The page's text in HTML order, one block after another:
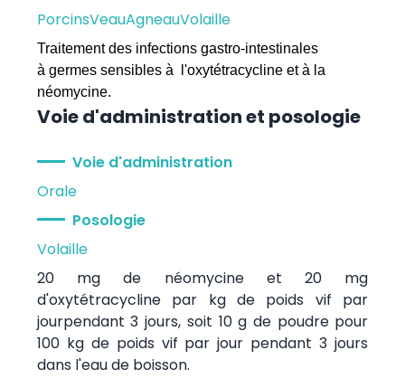
PorcinsVeauAgneauVolaille
Traitement des infections gastro-intestinales
à germes sensibles à l'oxytétracycline et à la
néomycine.
Voie d'administration et posologie
Voie d'administration
Orale
Posologie
Volaille
20 mg de néomycine et 20 mg
d'oxytétracycline par kg de poids vif par
jourpendant 3 jours, soit 10 g de poudre pour
100 kg de poids vif par jour pendant 3 jours
dans l'eau de boisson.